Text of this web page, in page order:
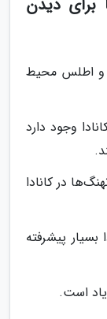
برای دیدن
و اطلس محیط
وجود دارد
در کانادا
پیشرفته
است.